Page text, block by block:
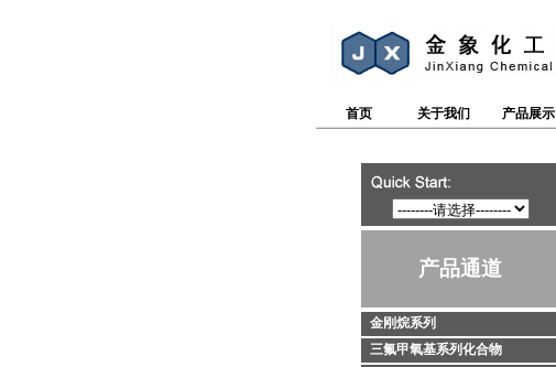
首页 关于我们 产品展示
产品通道
金刚烷系列
三氟甲氧基系列化合物